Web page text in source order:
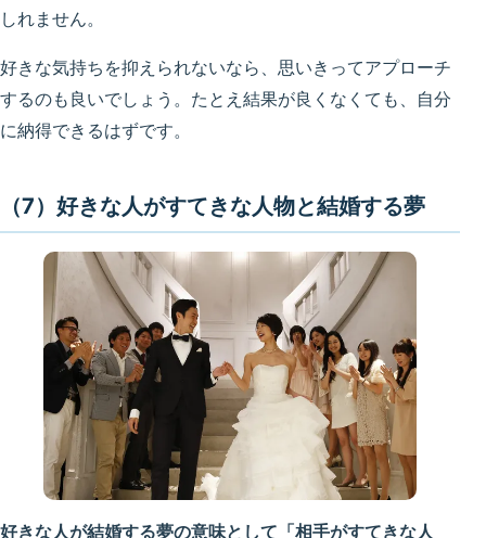
しれません。
好きな気持ちを抑えられないなら、思いきってアプローチ
するのも良いでしょう。たとえ結果が良くなくても、自分
に納得できるはずです。
（7）好きな人がすてきな人物と結婚する夢
好きな人が結婚する夢の意味として「相手がすてきな人